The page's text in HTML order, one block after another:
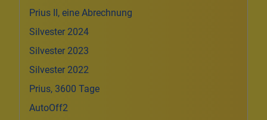
Prius II, eine Abrechnung
Silvester 2024
Silvester 2023
Silvester 2022
Prius, 3600 Tage
AutoOff2